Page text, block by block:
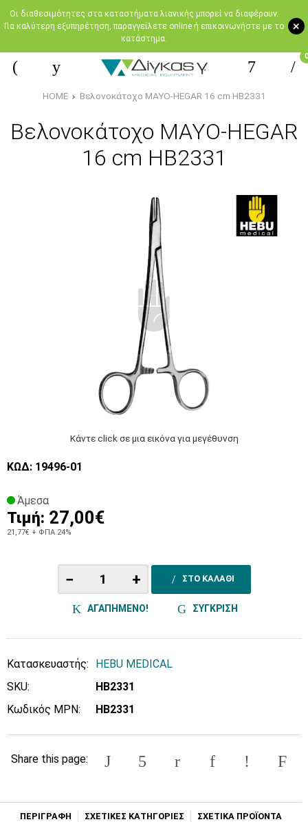
+
Oι διαθεσιμότητες στα καταστήματα λιανικής μπορεί να διαφέρουν.
Για καλύτερη εξυπηρέτηση, παραγγείλετε online ή επικοινωνήστε με το
κατάστημα.
0
HOME Βελονοκάτοχο MAYO-HEGAR 16 cm HB2331
Βελονοκάτοχο MAYO-HEGAR
16 cm HB2331
Κάντε click σε μια εικόνα για μεγέθυνση
ΚΩΔ: 19496-01
Άμεσα
Τιμή: 27,00€
21,77€ + ΦΠΑ 24%
− + ΣΤΟ ΚΑΛΑΘΙ
ΑΓΑΠΗΜΕΝΟ! ΣΥΓΚΡΙΣΗ
Κατασκευαστής:
HEBU MEDICAL
SKU:
HB2331
Κωδικός MPN:
HB2331
Share this page:
ΠΕΡΙΓΡΑΦΗ ΣΧΕΤΙΚΕΣ ΚΑΤΗΓΟΡΙΕΣ ΣΧΕΤΙΚΑ ΠΡΟΪΟΝΤΑ